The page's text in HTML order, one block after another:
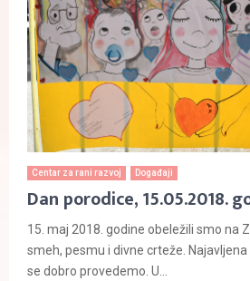
Centar za rani razvoj Događaji
Dan porodice, 15.05.2018.
15. maj 2018. godine obeležili smo na
smeh, pesmu i divne crteže.
se dobro provedemo. U...